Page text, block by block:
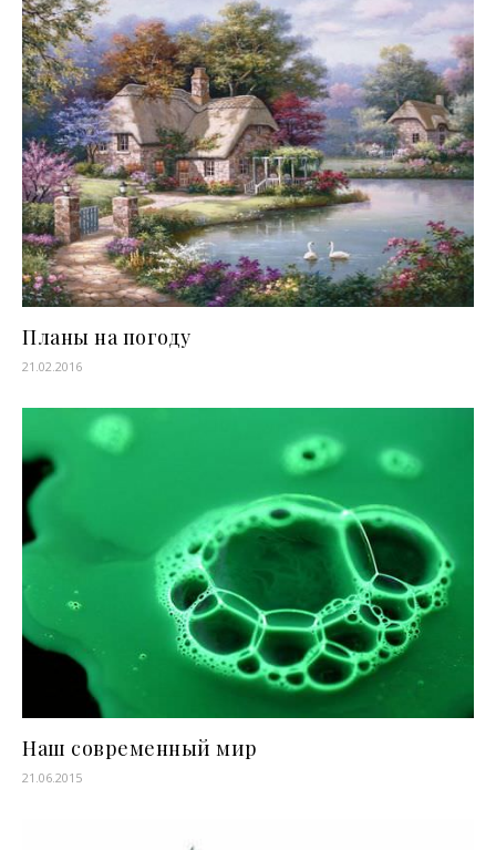
Планы на погоду
21.02.2016
Наш современный мир
21.06.2015